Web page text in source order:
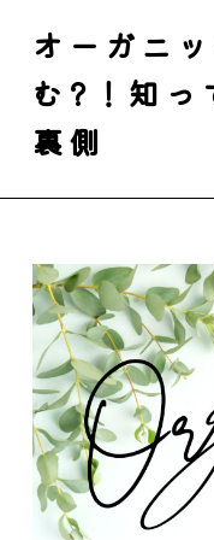
オーガニ
む?！知っ
裏側